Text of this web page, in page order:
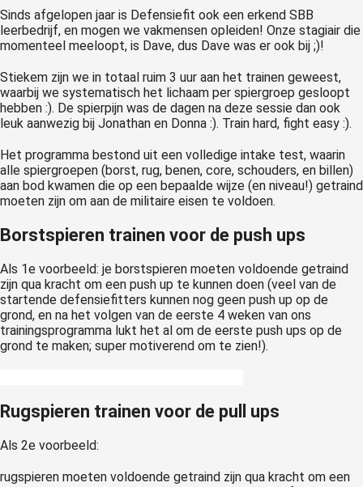
Sinds afgelopen jaar is Defensiefit ook een erkend SBB
leerbedrijf, en mogen we vakmensen opleiden! Onze stagiair die
momenteel meeloopt, is Dave, dus Dave was er ook bij ;)!
Stiekem zijn we in totaal ruim 3 uur aan het trainen geweest,
waarbij we systematisch het lichaam per spiergroep gesloopt
hebben :). De spierpijn was de dagen na deze sessie dan ook
leuk aanwezig bij Jonathan en Donna :). Train hard, fight easy :).
Het programma bestond uit een volledige intake test, waarin
alle spiergroepen (borst, rug, benen, core, schouders, en billen)
aan bod kwamen die op een bepaalde wijze (en niveau!) getraind
moeten zijn om aan de militaire eisen te voldoen.
Borstspieren trainen voor de push ups
Als 1e voorbeeld: je borstspieren moeten voldoende getraind
zijn qua kracht om een push up te kunnen doen (veel van de
startende defensiefitters kunnen nog geen push up op de
grond, en na het volgen van de eerste 4 weken van ons
trainingsprogramma lukt het al om de eerste push ups op de
grond te maken; super motiverend om te zien!).
Rugspieren trainen voor de pull ups
Als 2e voorbeeld:
rugspieren moeten voldoende getraind zijn qua kracht om een